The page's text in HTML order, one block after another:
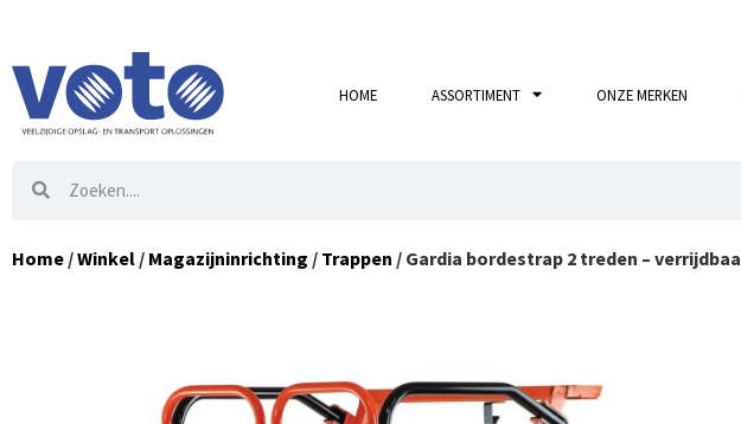
HOME ASSORTIMENT ONZE MERKEN
Home /Winkel / Magazijninrichting / Trappen / Gardia bordestrap 2 treden –